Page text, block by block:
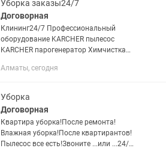
Уборка заказы24/7
Договорная
Клининг24/7 Профессиональный
оборудование KARCHER пылесос
KARCHER парогенератор Химчистка
средства Генеральный уборка После
Алматы, сегодня
Уборка
Договорная
Квартира уборка!После ремонта!
Влажная уборка!После квартирантов!
Пылесос все есть!Звоните ...или ...24/7